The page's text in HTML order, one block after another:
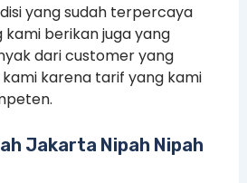
yang sudah terpercaya
berikan juga yang
dari customer yang
karena tarif yang kami
Jakarta Nipah Nipah